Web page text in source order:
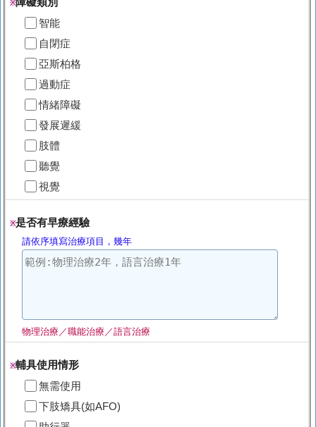
※
智能
自閉症
亞斯柏格
過動症
情緒障礙
發展遲緩
肢體
聽覺
視覺
※是否有早療經驗
請依序填寫治療項目，幾年
物理治療／職能治療／語言治療
※輔具使用情形
無需使用
下肢矯具(如AFO)